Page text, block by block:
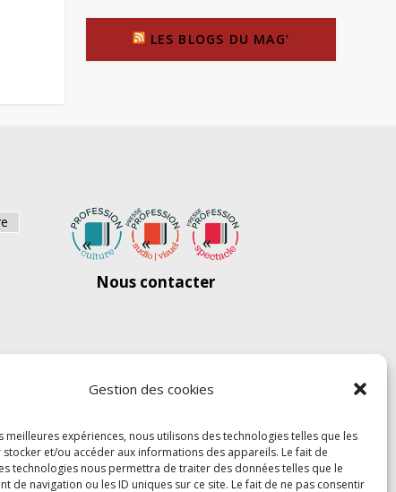
Gestion des cookies
meilleures expériences, nous utilisons des technologies telles que les
et/ou accéder aux informations des appareils. Le fait de
technologies nous permettra de traiter des données telles que le
de navigation ou les ID uniques sur ce site. Le fait de ne pas consentir
LES BLOGS DU MAG’
Nous contacter